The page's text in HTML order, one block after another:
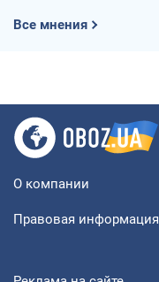
Все мнения
О компании
Правовая информация